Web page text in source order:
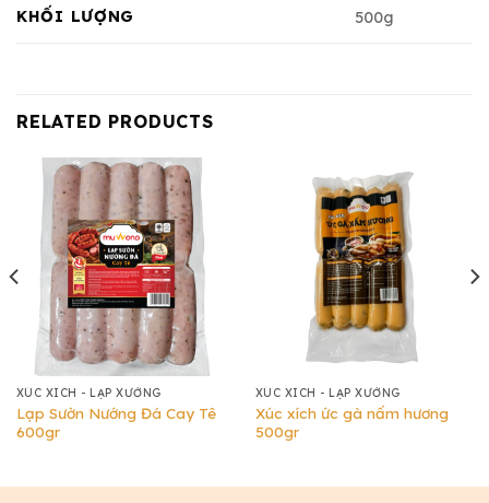
KHỐI LƯỢNG 500g
RELATED PRODUCTS
XÚC XÍCH - LẠP XƯỞNG
Lạp Sườn Nướng Đá Cay Tê
600gr
XÚC XÍCH - LẠP XƯỞNG
Xúc xích ức gà nấm hương
500gr